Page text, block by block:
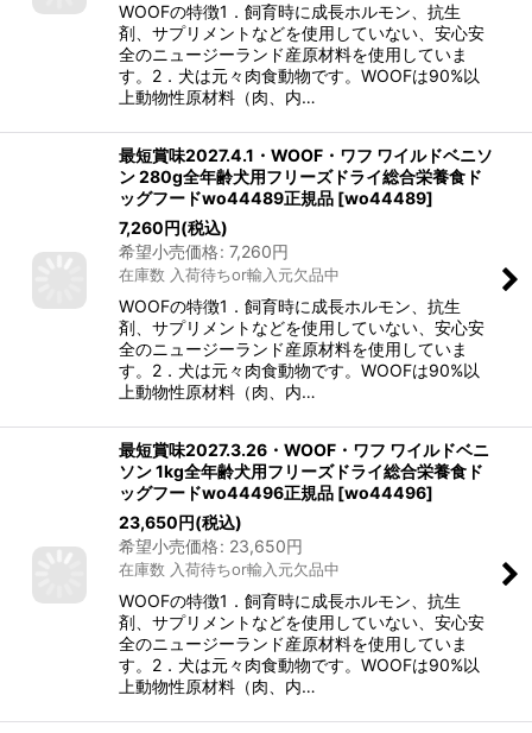
WOOFの特徴1．飼育時に成長ホルモン、抗生
剤、サプリメントなどを使用していない、安心安
全のニュージーランド産原材料を使用していま
す。2．犬は元々肉食動物です。WOOFは90%以
上動物性原材料（肉、内…
最短賞味2027.4.1・WOOF・ワフ ワイルドベニソ
ン 280g全年齢犬用フリーズドライ総合栄養食ド
ッグフードwo44489正規品 [wo44489]
7,260円(税込)
希望小売価格: 7,260円
在庫数 入荷待ちor輸入元欠品中
WOOFの特徴1．飼育時に成長ホルモン、抗生
剤、サプリメントなどを使用していない、安心安
全のニュージーランド産原材料を使用していま
す。2．犬は元々肉食動物です。WOOFは90%以
上動物性原材料（肉、内…
最短賞味2027.3.26・WOOF・ワフ ワイルドベニ
ソン 1kg全年齢犬用フリーズドライ総合栄養食ド
ッグフードwo44496正規品 [wo44496]
23,650円(税込)
希望小売価格: 23,650円
在庫数 入荷待ちor輸入元欠品中
WOOFの特徴1．飼育時に成長ホルモン、抗生
剤、サプリメントなどを使用していない、安心安
全のニュージーランド産原材料を使用していま
す。2．犬は元々肉食動物です。WOOFは90%以
上動物性原材料（肉、内…